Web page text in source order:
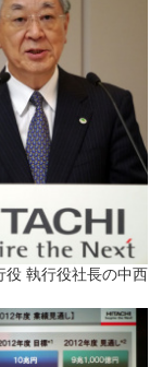
役 執行役社長の中西